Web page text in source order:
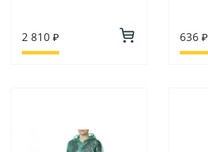
2 810 ₽ 636 ₽